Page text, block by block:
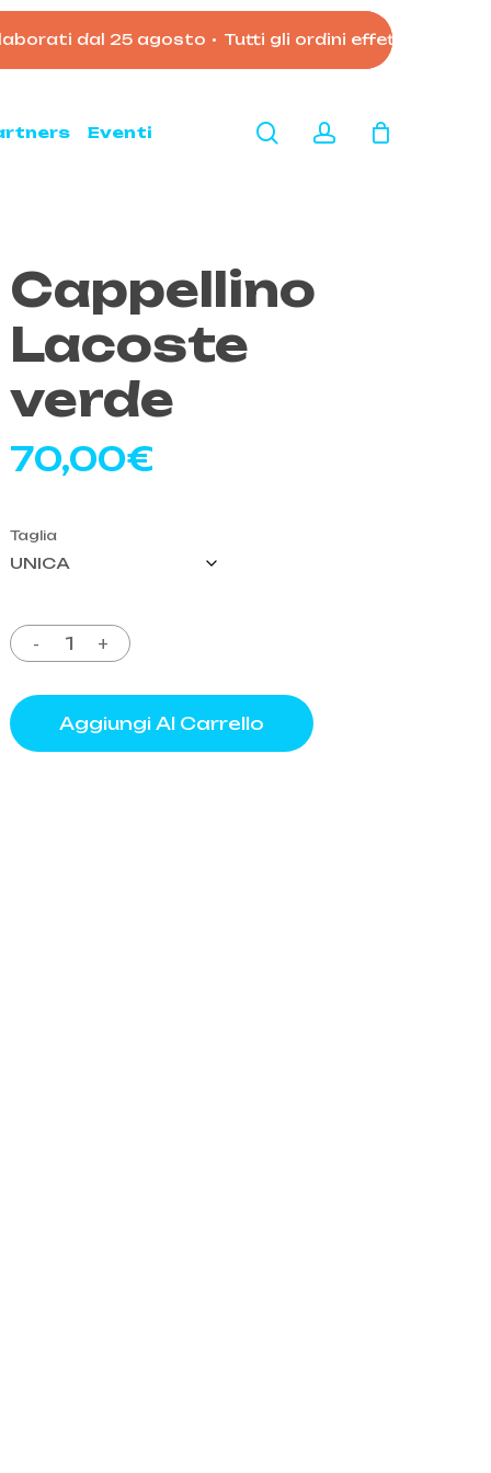
dal 25 agosto • Tutti gli ordini effettuati dopo
Eventi searchaccount
Cappellino
Lacoste
verde
70,00€
Taglia
Aggiungi Al Carrello